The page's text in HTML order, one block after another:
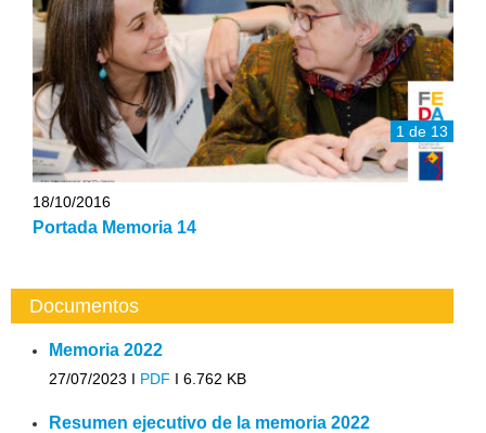
1 de 13
18/10/2016
Portada Memoria 14
Documentos
Memoria 2022
27/07/2023 I PDF I 6.762 KB
Resumen ejecutivo de la memoria 2022